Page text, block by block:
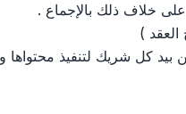
خلاف ذلك بالإجماع .
)
بيد كل شريك لتنفيذ محتواها